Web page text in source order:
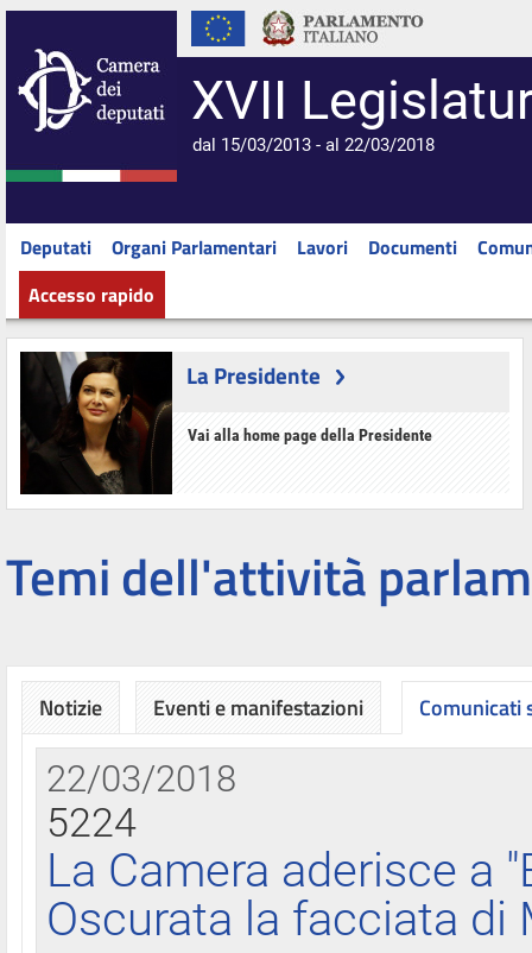
XVII
dal 15/03/2013 - al 22/03/2018
Deputati Organi Parlamentari Lavori Documenti
Accesso rapido
La Presidente
Vai alla home page della Presidente
Temi dell'attività
Notizie Eventi e manifestazioni Comunicati
22/03/2018
5224
La Camera aderisce a
Oscurata la facciata di